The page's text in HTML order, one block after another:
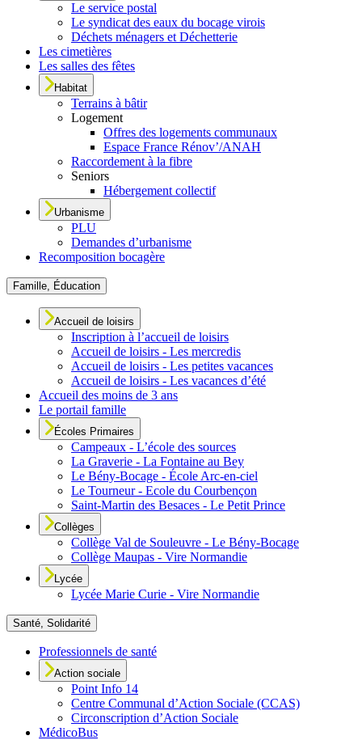
Le service postal
Le syndicat des eaux du bocage virois
Déchets ménagers et Déchetterie
Les cimetières
Les salles des fêtes
Habitat
Terrains à bâtir
Logement
Offres des logements communaux
Espace France Rénov’/ANAH
Raccordement à la fibre
Seniors
Hébergement collectif
Urbanisme
PLU
Demandes d’urbanisme
Recomposition bocagère
Famille, Éducation
Accueil de loisirs
Inscription à l’accueil de loisirs
Accueil de loisirs - Les mercredis
Accueil de loisirs - Les petites vacances
Accueil de loisirs - Les vacances d’été
Accueil des moins de 3 ans
Le portail famille
Écoles Primaires
Campeaux - L’école des sources
La Graverie - La Fontaine au Bey
Le Bény-Bocage - École Arc-en-ciel
Le Tourneur - Ecole du Courbençon
Saint-Martin des Besaces - Le Petit Prince
Collèges
Collège Val de Souleuvre - Le Bény-Bocage
Collège Maupas - Vire Normandie
Lycée
Lycée Marie Curie - Vire Normandie
Santé, Solidarité
Professionnels de santé
Action sociale
Point Info 14
Centre Communal d’Action Sociale (CCAS)
Circonscription d’Action Sociale
MédicoBus